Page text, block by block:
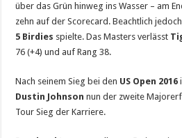
über das Grün hinweg ins Wasser – am
zehn auf der Scorecard. Beachtlich
5 Birdies spielte. Das Masters verlässt
76 (+4) und auf Rang 38.
Nach seinem Sieg bei den US Open 2016
Dustin Johnson nun der zweite
Tour Sieg der Karriere.